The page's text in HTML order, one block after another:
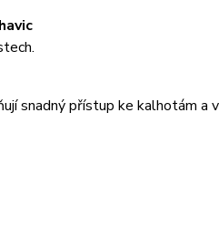
snadný přístup ke kalhotám